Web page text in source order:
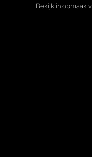
Bekijk in opmaak